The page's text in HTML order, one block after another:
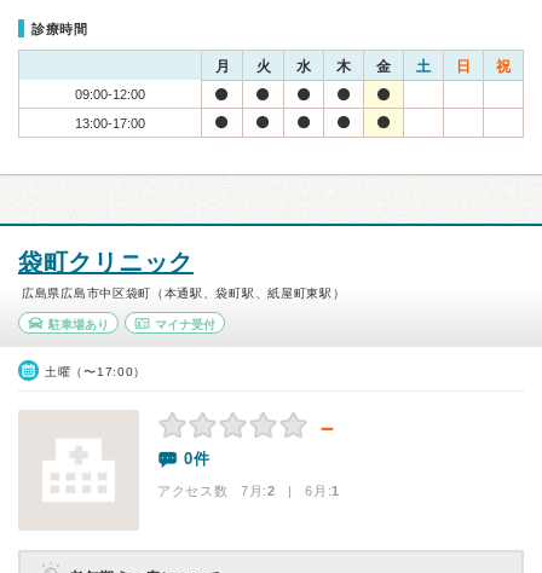
診療時間
月 火 水 木 金 土 日 祝
09:00-12:00
13:00-17:00
袋町クリニック
広島県広島市中区袋町（本通駅、袋町駅、紙屋町東駅）
駐車場あり マイナ受付
土曜（〜17:00）
－
0件
アクセス数 7月:2 | 6月:1